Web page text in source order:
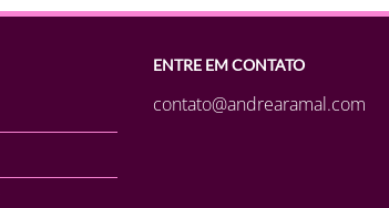
ENTRE EM CONTATO
contato@andrearamal.com